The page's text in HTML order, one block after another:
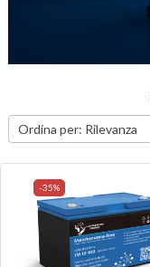
Ordina per: Rilevanza
-35%